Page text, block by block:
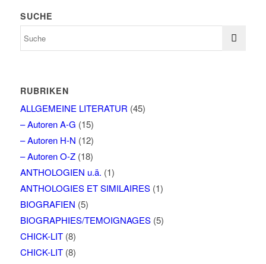
SUCHE
RUBRIKEN
ALLGEMEINE LITERATUR (45)
– Autoren A-G (15)
– Autoren H-N (12)
– Autoren O-Z(18)
ANTHOLOGIEN u.ä. (1)
ANTHOLOGIES ET SIMILAIRES(1)
BIOGRAFIEN (5)
BIOGRAPHIES/TEMOIGNAGES(5)
CHICK-LIT(8)
CHICK-LIT(8)